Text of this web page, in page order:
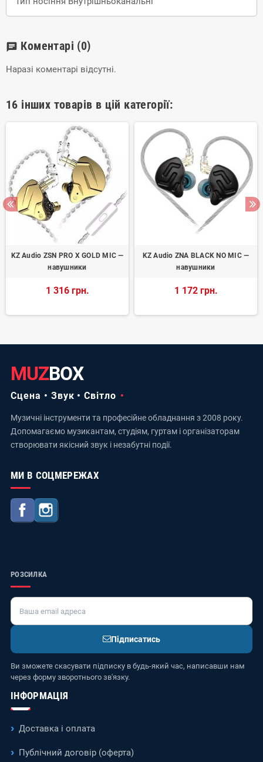
chat Коментарі (0)
Наразі коментарі відсутні.
16 інших товарів в цій категорії:
KZ Audio ZSN PRO X GOLD MIC —
навушники
1 316 грн.
KZ Audio ZNA BLACK NO MIC —
навушники
1 172 грн.
MUZBOX
Сцена • Звук • Світло
Музичні інструменти та професійне обладнання з 2008 року.
Допомагаємо музикантам, студіям, гуртам і організаторам
створювати якісний звук і незабутні події.
МИ В СОЦМЕРЕЖАХ
Facebook
РОЗСИЛКА
Підписатись
Ви зможете скасувати підписку в будь-який час, написавши нам
через форму зворотнього зв'язку.
ІНФОРМАЦІЯ
Доставка і оплата
Публічний договір (оферта)